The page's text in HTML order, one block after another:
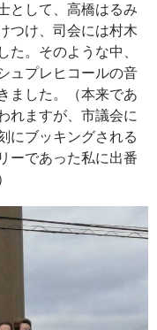
として、高橋はるみ
つけ、司会には村木
た。そのような中、
ュプレヒコールの音
ました。（本来であ
れますが、市議会に
にブッキングされる
ーであった私に出番